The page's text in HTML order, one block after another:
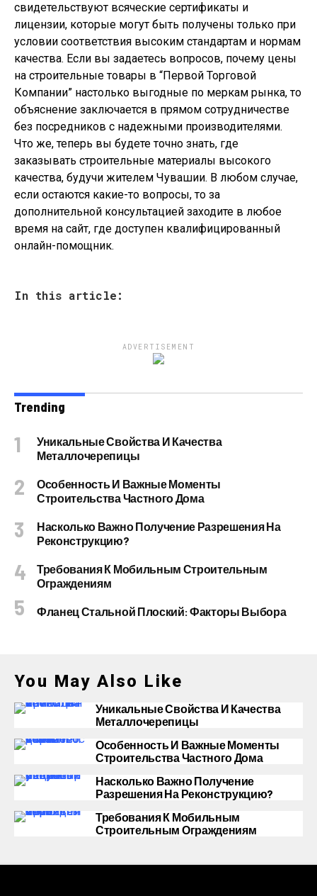
свидетельствуют всяческие сертификаты и
лицензии, которые могут быть получены только при
условии соответствия высоким стандартам и нормам
качества. Если вы задаетесь вопросов, почему цены
на строительные товары в “Первой Торговой
Компании” настолько выгодные по меркам рынка, то
объяснение заключается в прямом сотрудничестве
без посредников с надежными производителями.
Что же, теперь вы будете точно знать, где
заказывать строительные материалы высокого
качества, будучи жителем Чувашии. В любом случае,
если остаются какие-то вопросы, то за
дополнительной консультацией заходите в любое
время на сайт, где доступен квалифицированный
онлайн-помощник.
In this article:
ADVERTISEMENT
Trending
Уникальные Свойства И Качества
Металлочерепицы
Особенность И Важные Моменты
Строительства Частного Дома
Насколько Важно Получение Разрешения На
Реконструкцию?
Требования К Мобильным Строительным
Ограждениям
Фланец Стальной Плоский: Факторы Выбора
You May Also Like
Уникальные Свойства И Качества
Металлочерепицы
Особенность И Важные Моменты
Строительства Частного Дома
Насколько Важно Получение
Разрешения На Реконструкцию?
Требования К Мобильным
Строительным Ограждениям